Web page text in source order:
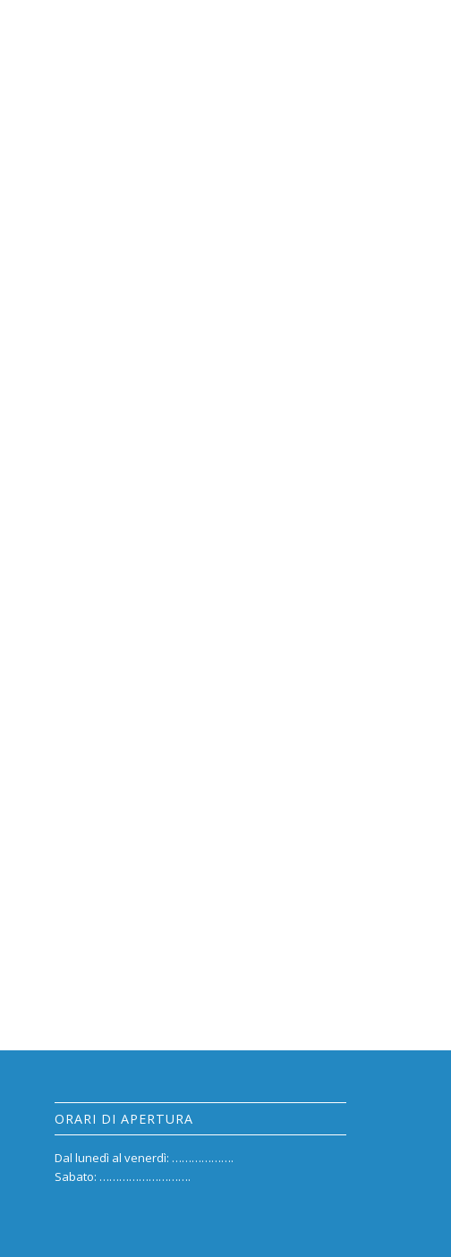
ORARI DI APERTURA
Dal lunedì al venerdì: ……………….
Sabato: ……………………….